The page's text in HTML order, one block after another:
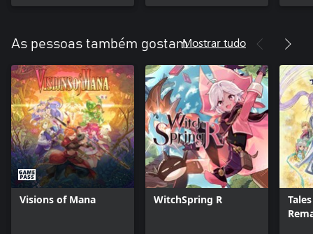
As pessoas também gostamMostrar tudo
Visions of Mana WitchSpring R